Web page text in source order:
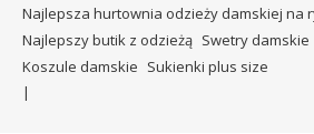
Najlepsza hurtownia odzieży damskiej na
Najlepszy butik z odzieżą Swetry damskie
Koszule damskie Sukienki plus size